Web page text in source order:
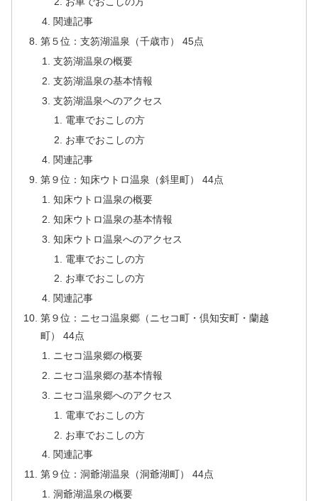
関連記事
第５位：支笏湖温泉（千歳市） 45点
支笏湖温泉の概要
支笏湖温泉の基本情報
支笏湖温泉へのアクセス
電車でおこしの方
お車でおこしの方
関連記事
第９位：知床ウトロ温泉（斜里町） 44点
知床ウトロ温泉の概要
知床ウトロ温泉の基本情報
知床ウトロ温泉へのアクセス
電車でおこしの方
お車でおこしの方
関連記事
第９位：ニセコ温泉郷（ニセコ町・倶知安町・蘭越
町） 44点
ニセコ温泉郷の概要
ニセコ温泉郷の基本情報
ニセコ温泉郷へのアクセス
電車でおこしの方
お車でおこしの方
関連記事
第９位：洞爺湖温泉（洞爺湖町） 44点
洞爺湖温泉の概要